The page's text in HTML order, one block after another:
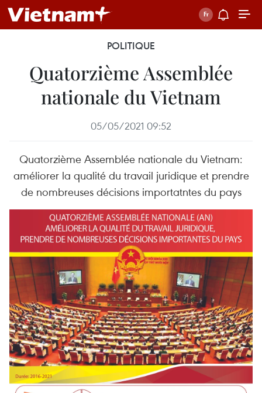
POLITIQUE
Quatorzième Assemblée
nationale du Vietnam
05/05/2021 09:52
Quatorzième Assemblée nationale du Vietnam:
améliorer la qualité du travail juridique et prendre
de nombreuses décisions importatntes du pays